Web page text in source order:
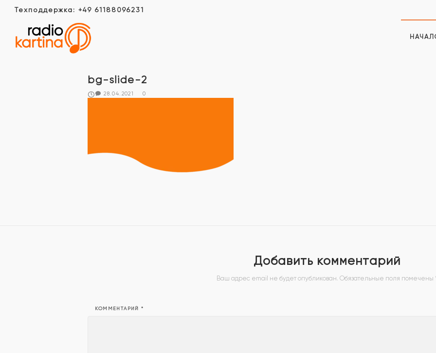
Техподдержка: +49 61188096231
bg-slide-2
28.04.2021 0
Добавить комментарий
Ваш адрес email не будет опубликован. Обязательные поля помечены
КОММЕНТАРИЙ*